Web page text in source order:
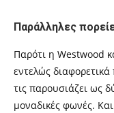
Παράλληλες
Παρότι η Westwood
εντελώς
τις παρουσιάζει ως
μοναδικές φωνές.